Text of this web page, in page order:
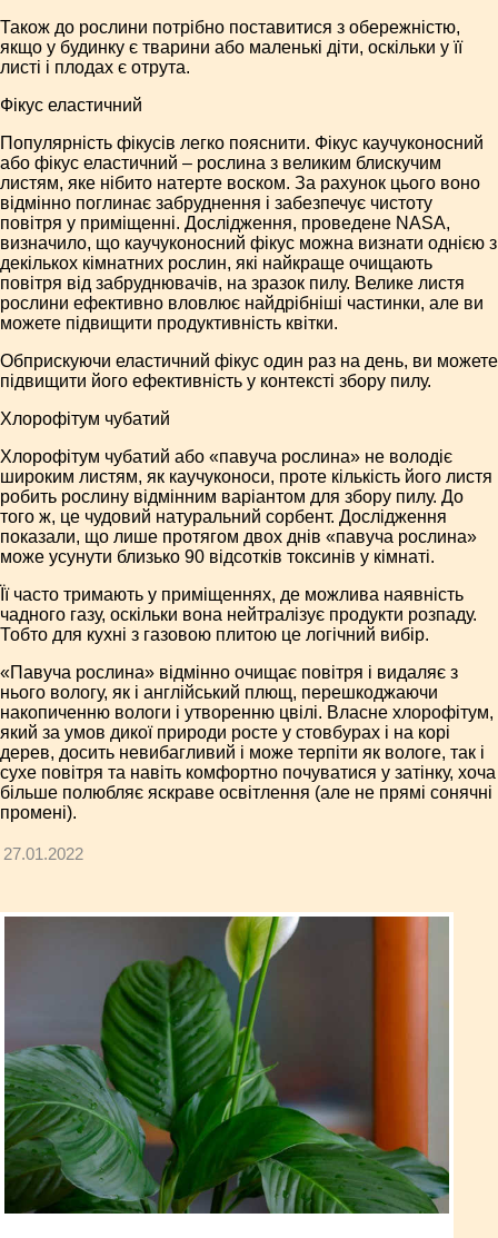
Також до рослини потрібно поставитися з обережністю,
якщо у будинку є тварини або маленькі діти, оскільки у її
листі і плодах є отрута.
Фікус еластичний
Популярність фікусів легко пояснити. Фікус каучуконосний
або фікус еластичний – рослина з великим блискучим
листям, яке нібито натерте воском. За рахунок цього воно
відмінно поглинає забруднення і забезпечує чистоту
повітря у приміщенні. Дослідження, проведене NASA,
визначило, що каучуконосний фікус можна визнати однією з
декількох кімнатних рослин, які найкраще очищають
повітря від забруднювачів, на зразок пилу. Велике листя
рослини ефективно вловлює найдрібніші частинки, але ви
можете підвищити продуктивність квітки.
Обприскуючи еластичний фікус один раз на день, ви можете
підвищити його ефективність у контексті збору пилу.
Хлорофітум чубатий
Хлорофітум чубатий або «павуча рослина» не володіє
широким листям, як каучуконоси, проте кількість його листя
робить рослину відмінним варіантом для збору пилу. До
того ж, це чудовий натуральний сорбент. Дослідження
показали, що лише протягом двох днів «павуча рослина»
може усунути близько 90 відсотків токсинів у кімнаті.
Її часто тримають у приміщеннях, де можлива наявність
чадного газу, оскільки вона нейтралізує продукти розпаду.
Тобто для кухні з газовою плитою це логічний вибір.
«Павуча рослина» відмінно очищає повітря і видаляє з
нього вологу, як і англійський плющ, перешкоджаючи
накопиченню вологи і утворенню цвілі. Власне хлорофітум,
який за умов дикої природи росте у стовбурах і на корі
дерев, досить невибагливий і може терпіти як вологе, так і
сухе повітря та навіть комфортно почуватися у затінку, хоча
більше полюбляє яскраве освітлення (але не прямі сонячні
промені).
27.01.2022